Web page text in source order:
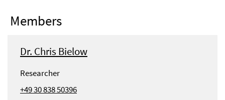
Members
Dr. Chris Bielow
Researcher
+49 30 838 50396